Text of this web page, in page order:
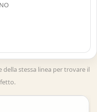
della stessa linea per trovare il